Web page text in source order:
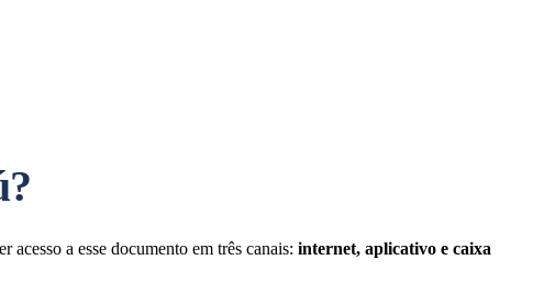
a esse documento em três canais: internet, aplicativo e caixa